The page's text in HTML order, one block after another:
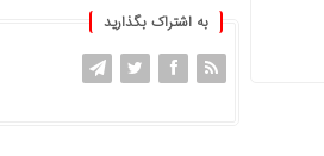
به اشتراک بگذارید